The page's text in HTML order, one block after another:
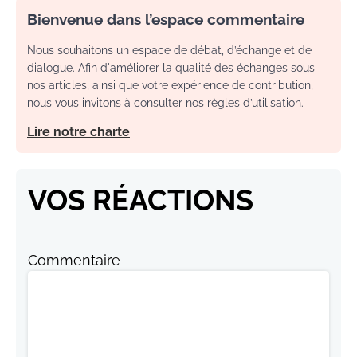
Bienvenue dans l’espace commentaire
Nous souhaitons un espace de débat, d’échange et de
dialogue. Afin d'améliorer la qualité des échanges sous
nos articles, ainsi que votre expérience de contribution,
nous vous invitons à consulter nos règles d’utilisation.
Lire notre charte
VOS RÉACTIONS
Commentaire